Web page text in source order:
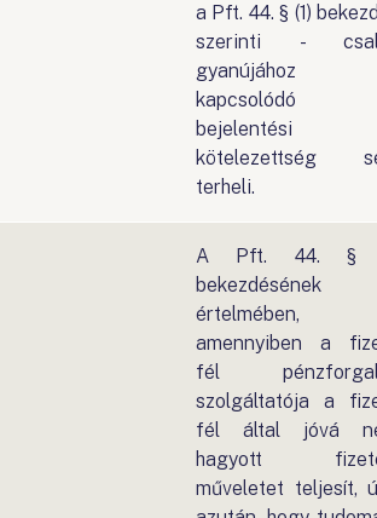
a Pft. 44. § (1)
szerinti -
gyanújához
bejelentési
kötelezettség
terheli.
A Pft. 44. §
bekezdésének
értelmében,
amennyiben a
fél
szolgáltatója a
fél által jóvá
hagyott
műveletet teljesít,